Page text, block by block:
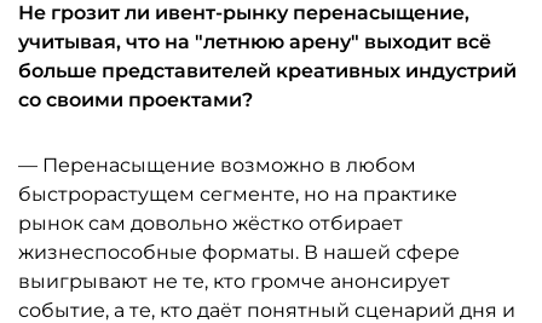
Не грозит ли ивент-рынку перенасыщение,
учитывая, что на "летнюю арену" выходит всё
больше представителей креативных индустрий
со своими проектами?
— Перенасыщение возможно в любом
быстрорастущем сегменте, но на практике
рынок сам довольно жёстко отбирает
жизнеспособные форматы. В нашей сфере
выигрывают не те, кто громче анонсирует
событие, а те, кто даёт понятный сценарий дня и